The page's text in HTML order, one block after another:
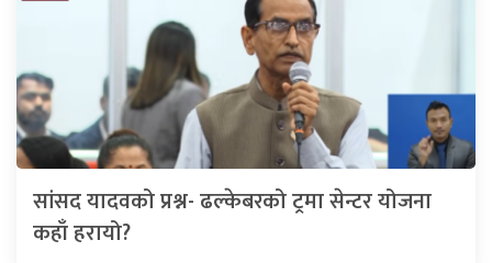
सांसद यादवको प्रश्न- ढल्केबरको ट्रमा सेन्टर योजना
कहाँ हरायो?